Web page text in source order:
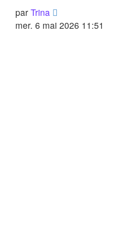
par Trina
mer. 6 mai 2026 11:51